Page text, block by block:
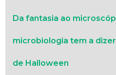
Da fantasia ao
microbiologia tem a
de Halloween